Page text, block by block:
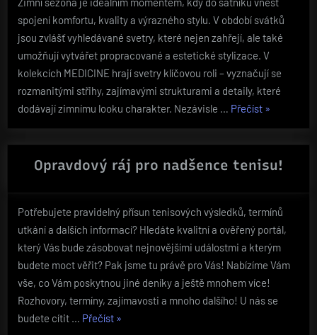
spojení komfortu, kvality a výrazného stylu. V období svátků
jsou zvlášť vyhledávané svetry, které nejen zahřejí, ale také
umožňují vytvářet propracované a estetické stylizace. V
kolekcích MEDICINE hrají svetry klíčovou roli – vyznačují se
rozmanitými střihy, zajímavými strukturami a detaily, které
dodávají zimnímu looku charakter. Nezávisle … Přečíst„Průvodce
svetry
–
komfort
pro
sváteční
sezónu“
»
Opravdový ráj pro nadšence tenisu!
Potřebujete pravidelný přísun tenisových výsledků, termínů
utkání a dalších informací? Hledáte kvalitní a ověřený portál,
který Vás bude zásobovat nejnovějšími událostmi a kterým
budete moct věřit? Pak jsme tu právě pro Vás! Nabízíme Vám
vše, co Vám poskytnou jiné deníky a ještě mnohem více!
Rozhovory, termíny, zajímavosti a mnoho dalšího! U nás se
budete cítit … Přečíst„Opravdový
»